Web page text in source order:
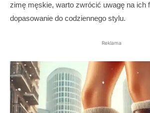
zimę męskie, warto zwrócić uwagę na ich
dopasowanie do codziennego stylu.
Reklama